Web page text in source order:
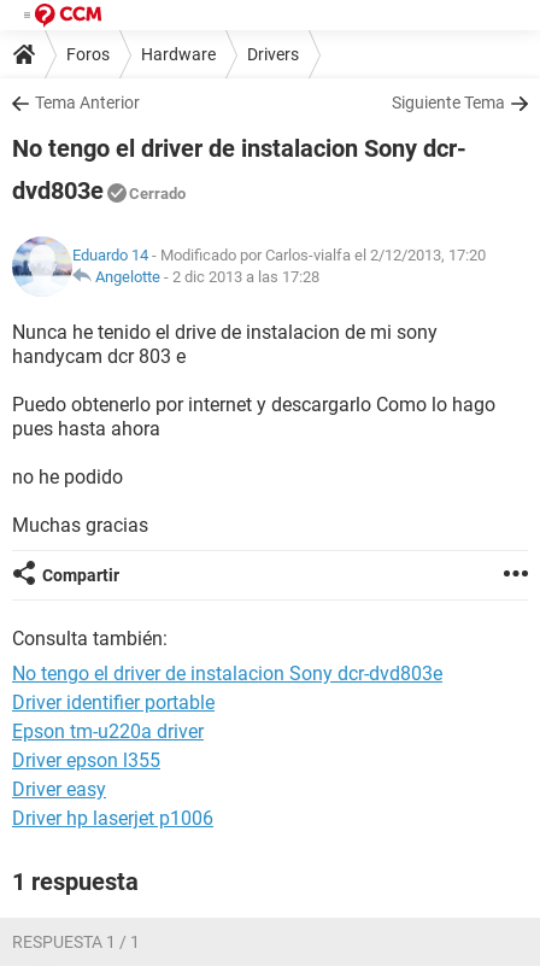
Foros Hardware Drivers
Tema Anterior Siguiente Tema
No tengo el driver de instalacion Sony dcr-
dvd803e
Cerrado
Eduardo 14 - Modificado por Carlos-vialfa el 2/12/2013, 17:20
Angelotte - 2 dic 2013 a las 17:28
Nunca he tenido el drive de instalacion de mi sony
handycam dcr 803 e
Puedo obtenerlo por internet y descargarlo Como lo hago
pues hasta ahora
no he podido
Muchas gracias
Compartir
Consulta también:
No tengo el driver de instalacion Sony dcr-dvd803e
Driver identifier portable
Epson tm-u220a driver
Driver epson l355
Driver easy
Driver hp laserjet p1006
1 respuesta
RESPUESTA 1 / 1